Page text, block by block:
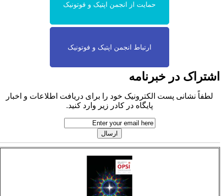
حمایت از انجمن اپتیک و فوتونیک
ارتباط انجمن اپتیک و فوتونیک
در خبرنامه
لطفاً نشانی پست الکترونیک خود را برای دریافت اطلاعات و اخبار
پایگاه در کادر زیر وارد کنید.